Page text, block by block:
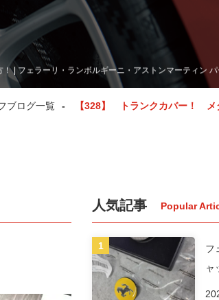
| フェラーリ・ランボルギーニ・アストンマーティン
ブログ一覧 【328】 トランクカバー！ メ
人気記事
フ
ャ